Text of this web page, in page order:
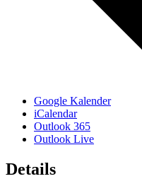
Google Kalender
iCalendar
Outlook 365
Outlook Live
Details